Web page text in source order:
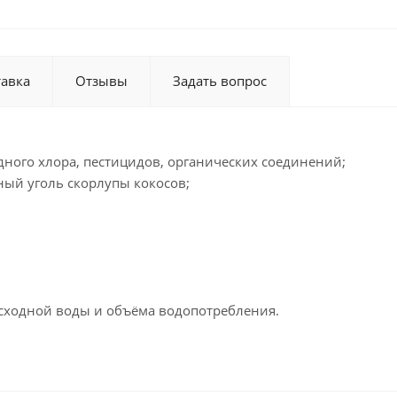
Отзывы Задать вопрос
хлора, пестицидов, органических соединений;
уголь скорлупы кокосов;
воды и объёма водопотребления.